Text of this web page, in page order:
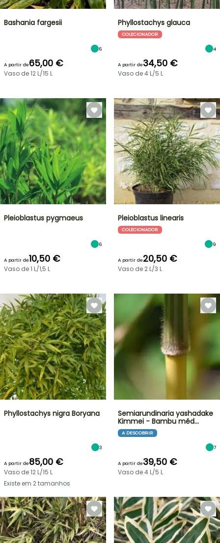
Bashania fargesii
6
A partir de65,00 €
Vaso de 12 L/15 L
Phyllostachys glauca
COLECIONADOR
4
A partir de34,50 €
Vaso de 4 L/5 L
Pleioblastus pygmaeus
6
A partir de10,50 €
Vaso de 1 L/1,5 L
Pleioblastus linearis
COLECIONADOR
9
A partir de20,50 €
Vaso de 2 L/3 L
Phyllostachys nigra Boryana
3
A partir de85,00 €
Vaso de 12 L/15 L
Existe em 2 tamanhos
Semiarundinaria yashadake
Kimmei - Bambu méd…
A DESCOBRIR
7
A partir de39,50 €
Vaso de 4 L/5 L